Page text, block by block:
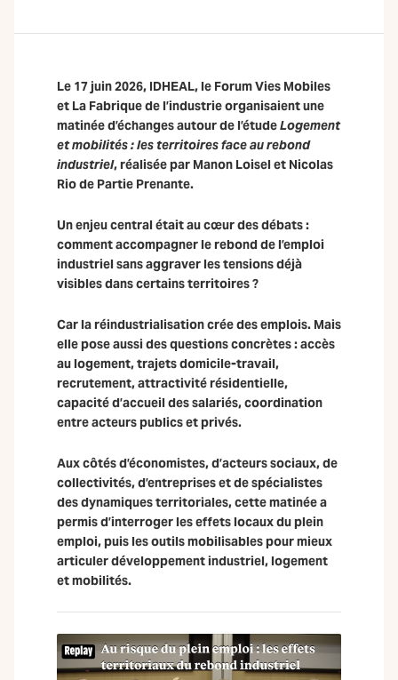
Le 17 juin 2026, IDHEAL, le Forum Vies Mobiles
et La Fabrique de l’industrie organisaient une
matinée d’échanges autour de l’étudeLogement
et mobilités : les territoires face au rebond
industriel, réalisée par Manon Loisel et Nicolas
Rio de Partie Prenante.
Un enjeu central était au cœur des débats :
comment accompagner le rebond de l’emploi
industriel sans aggraver les tensions déjà
visibles dans certains territoires ?
Car la réindustrialisation crée des emplois. Mais
elle pose aussi des questions concrètes : accès
au logement, trajets domicile-travail,
recrutement, attractivité résidentielle,
capacité d’accueil des salariés, coordination
entre acteurs publics et privés.
Aux côtés d’économistes, d’acteurs sociaux, de
collectivités, d’entreprises et de spécialistes
des dynamiques territoriales, cette matinée a
permis d’interroger les effets locaux du plein
emploi, puis les outils mobilisables pour mieux
articuler développement industriel, logement
et mobilités.